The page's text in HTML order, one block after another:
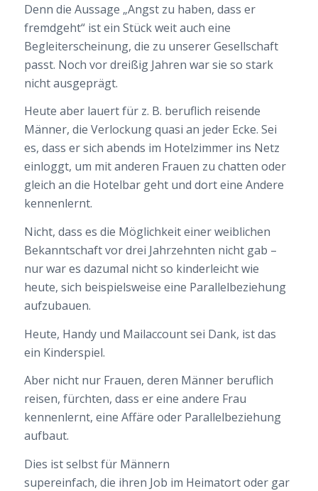
Denn die Aussage „Angst zu haben, dass er
fremdgeht“ ist ein Stück weit auch eine
Begleiterscheinung, die zu unserer Gesellschaft
passt. Noch vor dreißig Jahren war sie so stark
nicht ausgeprägt.
Heute aber lauert für z. B. beruflich reisende
Männer, die Verlockung quasi an jeder Ecke. Sei
es, dass er sich abends im Hotelzimmer ins Netz
einloggt, um mit anderen Frauen zu chatten oder
gleich an die Hotelbar geht und dort eine Andere
kennenlernt.
Nicht, dass es die Möglichkeit einer weiblichen
Bekanntschaft vor drei Jahrzehnten nicht gab –
nur war es dazumal nicht so kinderleicht wie
heute, sich beispielsweise eine Parallelbeziehung
aufzubauen.
Heute, Handy und Mailaccount sei Dank, ist das
ein Kinderspiel.
Aber nicht nur Frauen, deren Männer beruflich
reisen, fürchten, dass er eine andere Frau
kennenlernt, eine Affäre oder Parallelbeziehung
aufbaut.
Dies ist selbst für Männern
supereinfach, die ihren Job im Heimatort oder gar